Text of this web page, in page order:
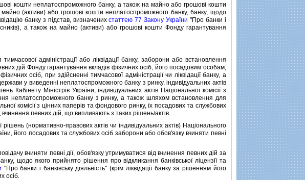
кошти неплатоспроможного банку, а також на майно або грошовi кошти
(активи) або грошовi кошти неплатоспроможного банку, банку, щодо
банку з пiдстав, визначенихстаттею 77 Закону України "Про банки i
а також на майно (активи) або грошовi кошти Фонду гарантування
адмiнiстрацiї або лiквiдацiї банку, заборони або встановлення
дiй Фонду гарантування вкладiв фiзичних осiб, його посадовим особам,
осiб, при здiйсненнi тимчасової адмiнiстрацiї чи лiквiдацiї банку, а
у виведеннi неплатоспроможного банку з ринку, iндивiдуальних актiв
Кабiнету Мiнiстрiв України, iндивiдуальних актiв Нацiональної комiсiї з
неплатоспроможного банку з ринку, а також шляхом встановлення для
комiсiї з цiнних паперiв та фондового ринку, їх посадових та службових
певних дiй, що випливають з таких рiшень/актiв.
(нормативно-правових актiв чи iндивiдуальних актiв) Нацiонального
його посадових та службових осiб заборони або обов'язку вчиняти певнi
вчиняти певнi дiї, обов'язку утримуватися вiд вчинення певних дiй за
щодо якого прийнято рiшення про вiдкликання банкiвської лiцензiї та
"Про банки i банкiвську дiяльнiсть" (крiм лiквiдацiї банку за рiшенням його
осiб.